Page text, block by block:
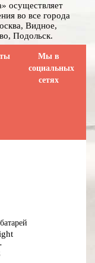
осуществляет
во все города
Видное,
Подольск.
Мы в
социальных
сетях